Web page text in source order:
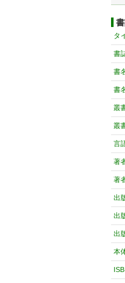
タ
書
書
書
叢
叢
言
著
著
出
出
出
本